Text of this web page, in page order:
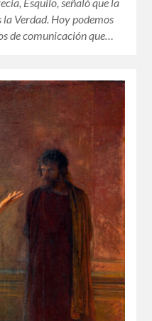
Esquilo, señaló que la
Verdad. Hoy podemos
de comunicación que…